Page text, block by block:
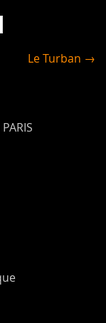
Le Turban →